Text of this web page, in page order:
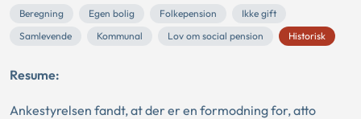
Beregning Egen bolig Folkepension
Ikke gift
Samlevende
Kommunal Lov om social pension Historisk
Resume:
Ankestyrelsen fandt, at der er en formodning for, atto